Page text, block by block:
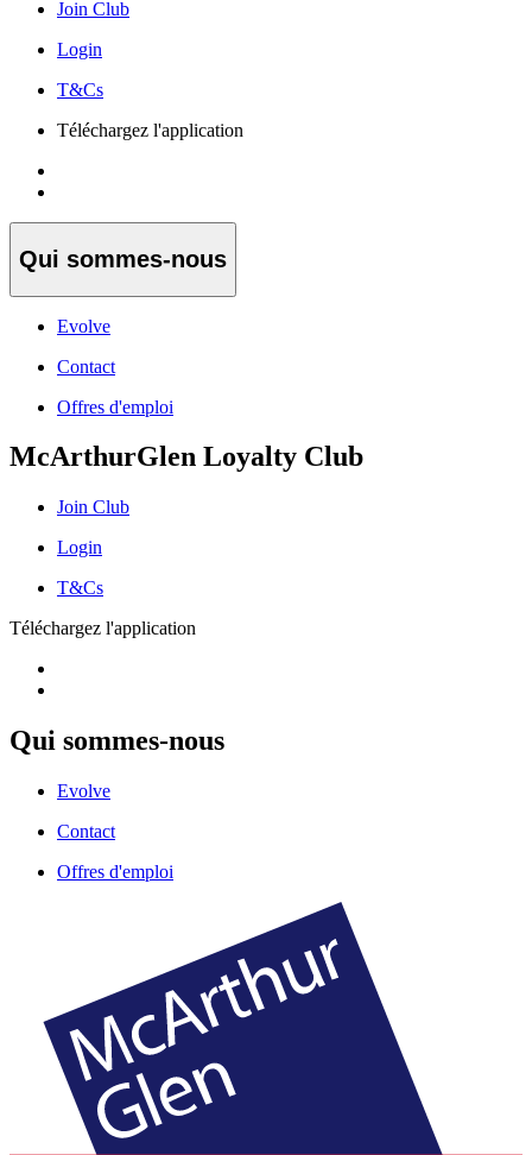
Join Club
Login
T&Cs
Téléchargez l'application
Qui sommes-nous
Evolve
Contact
Offres d'emploi
McArthurGlen Loyalty Club
Join Club
Login
T&Cs
Téléchargez l'application
Qui sommes-nous
Evolve
Contact
Offres d'emploi